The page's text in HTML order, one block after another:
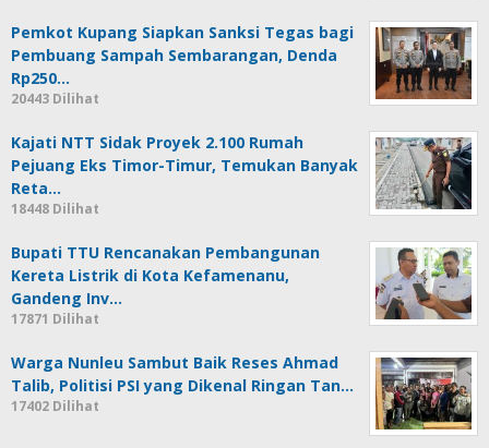
Pemkot Kupang Siapkan Sanksi Tegas bagi
Pembuang Sampah Sembarangan, Denda
Rp250…
20443 Dilihat
Kajati NTT Sidak Proyek 2.100 Rumah
Pejuang Eks Timor-Timur, Temukan Banyak
Reta…
18448 Dilihat
Bupati TTU Rencanakan Pembangunan
Kereta Listrik di Kota Kefamenanu,
Gandeng Inv…
17871 Dilihat
Warga Nunleu Sambut Baik Reses Ahmad
Talib, Politisi PSI yang Dikenal Ringan Tan…
17402 Dilihat